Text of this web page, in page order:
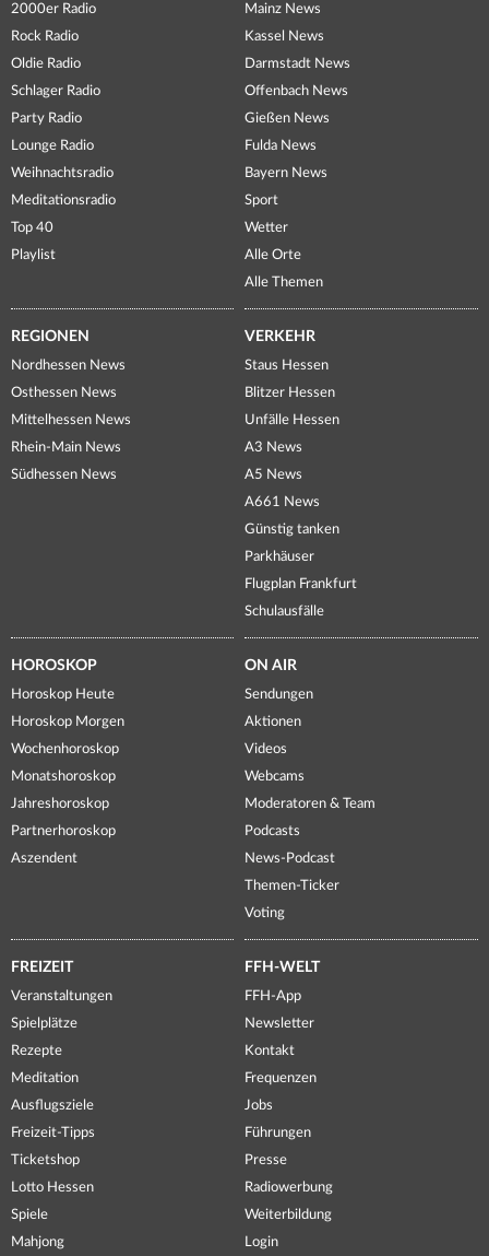
2000er Radio
Rock Radio
Oldie Radio
Schlager Radio
Party Radio
Lounge Radio
Weihnachtsradio
Meditationsradio
Top 40
Playlist
Mainz News
Kassel News
Darmstadt News
Offenbach News
Gießen News
Fulda News
Bayern News
Sport
Wetter
Alle Orte
Alle Themen
REGIONEN
Nordhessen News
Osthessen News
Mittelhessen News
Rhein-Main News
Südhessen News
VERKEHR
Staus Hessen
Blitzer Hessen
Unfälle Hessen
A3 News
A5 News
A661 News
Günstig tanken
Parkhäuser
Flugplan Frankfurt
Schulausfälle
HOROSKOP
Horoskop Heute
Horoskop Morgen
Wochenhoroskop
Monatshoroskop
Jahreshoroskop
Partnerhoroskop
Aszendent
ON AIR
Sendungen
Aktionen
Videos
Webcams
Moderatoren & Team
Podcasts
News-Podcast
Themen-Ticker
Voting
FREIZEIT
Veranstaltungen
Spielplätze
Rezepte
Meditation
Ausflugsziele
Freizeit-Tipps
Ticketshop
Lotto Hessen
Spiele
Mahjong
FFH-WELT
FFH-App
Newsletter
Kontakt
Frequenzen
Jobs
Führungen
Presse
Radiowerbung
Weiterbildung
Login